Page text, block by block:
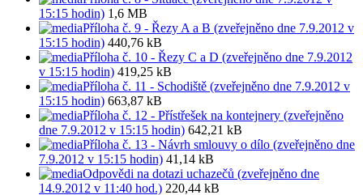
15:15 hodin) 1,6 MB
Příloha č. 9 - Řezy A a B (zveřejněno dne 7.9.2012 v
15:15 hodin) 440,76 kB
Příloha č. 10 - Řezy C a D (zveřejněno dne 7.9.2012
v 15:15 hodin) 419,25 kB
Příloha č. 11 - Schodiště (zveřejněno dne 7.9.2012 v
15:15 hodin) 663,87 kB
Příloha č. 12 - Přístřešek na kontejnery (zveřejněno
dne 7.9.2012 v 15:15 hodin) 642,21 kB
Příloha č. 13 - Návrh smlouvy o dílo (zveřejněno dne
7.9.2012 v 15:15 hodin) 41,14 kB
Odpovědi na dotazi uchazečů (zveřejněno dne
14.9.2012 v 11:40 hod.) 220,44 kB